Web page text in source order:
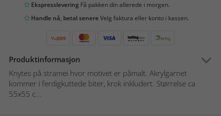
Ekspresslevering Få pakken din allerede i morgen.
Handle nå, betal senereVelg faktura eller konto i kassen.
Produktinformasjon
Knytes på stramei hvor motivet er påmalt. Akrylgarnet
kommer i ferdigkuttede biter, krok inkludert. Størrelse ca
55x55 c...